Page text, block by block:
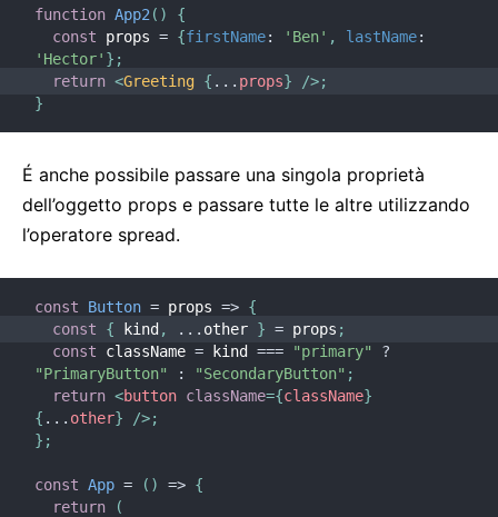
function App2 ( )
{
const props = {firstName: 'Ben' , lastName:
'Hector' } ;
return <Greeting { ... props} />;
}
É anche possibile passare una singola proprietà
dell’oggetto props e passare tutte le altre utilizzando
l’operatore spread.
const Button = props => {
const
{ kind , ... other } = props ;
const className = kind === "primary"
?
"PrimaryButton"
: "SecondaryButton" ;
return <button className={className}
{ ... other} />;
} ;
const App = ( ) => {
return
(